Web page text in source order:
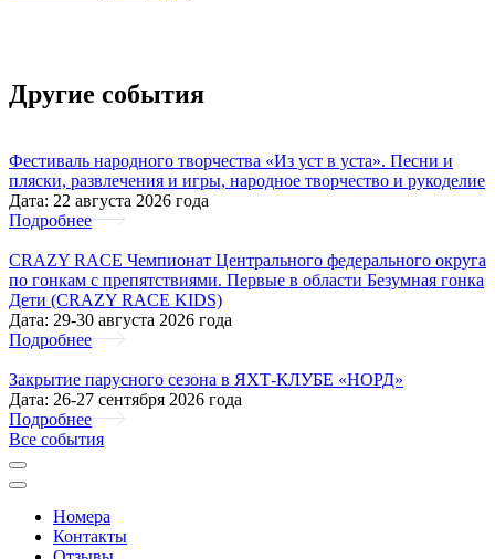
Другие события
Фестиваль народного творчества «Из уст в уста». Песни и
пляски, развлечения и игры, народное творчество и рукоделие
Дата: 22 августа 2026 года
Подробнее
CRAZY RACE Чемпионат Центрального федерального округа
по гонкам с препятствиями. Первые в области Безумная гонка
Дети (CRAZY RACE KIDS)
Дата: 29-30 августа 2026 года
Подробнее
Закрытие парусного сезона в ЯХТ-КЛУБЕ «НОРД»
Дата: 26-27 сентября 2026 года
Подробнее
Все cобытия
Номера
Контакты